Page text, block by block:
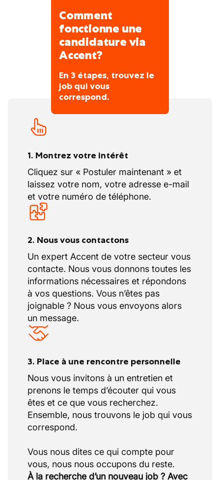
de chantier et architectes.
Utiliser les outils électroportatifs et les
équipements de sécurité fournis.
Encodage possible du suivi de chantier
via application métier.
Comment
fonctionne une
candidature via
Accent?
En 3 étapes, trouvez le
job qui vous
correspond.
1. Montrez votre intérêt
Cliquez sur « Postuler maintenant » et
laissez votre nom, votre adresse e-mail
et votre numéro de téléphone.
2. Nous vous contactons
Un expert Accent de votre secteur vous
contacte. Nous vous donnons toutes les
informations nécessaires et répondons
à vos questions. Vous n’êtes pas
joignable ? Nous vous envoyons alors
un message.
3. Place à une rencontre personnelle
Nous vous invitons à un entretien et
prenons le temps d’écouter qui vous
êtes et ce que vous recherchez.
Ensemble, nous trouvons le job qui vous
correspond.
Vous nous dites ce qui compte pour
À la recherche d’un nouveau job ? Avec